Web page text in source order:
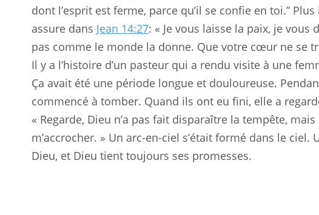
dont l’esprit est ferme, parce qu’il se confie en toi.”
assure dans Jean 14:27: « Je vous laisse la paix, je vous
pas comme le monde la donne. Que votre cœur ne se
Il y a l’histoire d’un pasteur qui a rendu visite à une
Ça avait été une période longue et douloureuse.
commencé à tomber. Quand ils ont eu fini, elle a
« Regarde, Dieu n’a pas fait disparaître la tempête,
m’accrocher. » Un arc-en-ciel s’était formé dans le
Dieu, et Dieu tient toujours ses promesses.